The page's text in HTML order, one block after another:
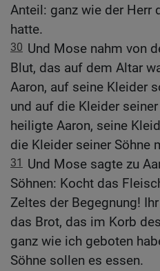
Anteil: ganz wie der Herr
hatte.
30 Und Mose nahm von
Blut, das auf dem Altar
Aaron, auf seine Kleider
und auf die Kleider
heiligte Aaron, seine
die Kleider seiner Söhne
31
Und Mose sagte zu
Söhnen: Kocht das
Zeltes der Begegnung!
das Brot, das im Korb
ganz wie ich geboten
Söhne sollen es essen.